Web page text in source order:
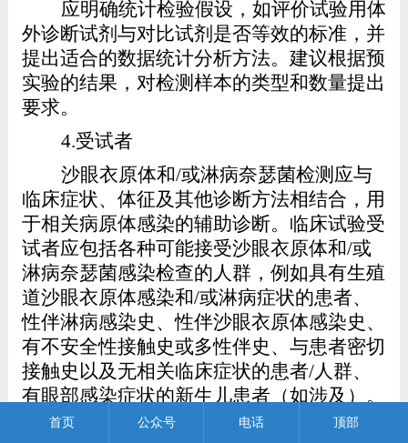
应明确统计检验假设，如评价试验用体
外诊断试剂与对比试剂是否等效的标准，并
提出适合的数据统计分析方法。建议根据预
实验的结果，对检测样本的类型和数量提出
要求。
4.受试者
沙眼衣原体和/或淋病奈瑟菌检测应与
临床症状、体征及其他诊断方法相结合，用
于相关病原体感染的辅助诊断。临床试验受
试者应包括各种可能接受沙眼衣原体和/或
淋病奈瑟菌感染检查的人群，例如具有生殖
道沙眼衣原体感染和/或淋病症状的患者、
性伴淋病感染史、性伴沙眼衣原体感染史、
有不安全性接触史或多性伴史、与患者密切
接触史以及无相关临床症状的患者/人群、
有眼部感染症状的新生儿患者（如涉及）。
男性和女性受试者应尽量均匀分布。
首页 公众号 电话 顶部